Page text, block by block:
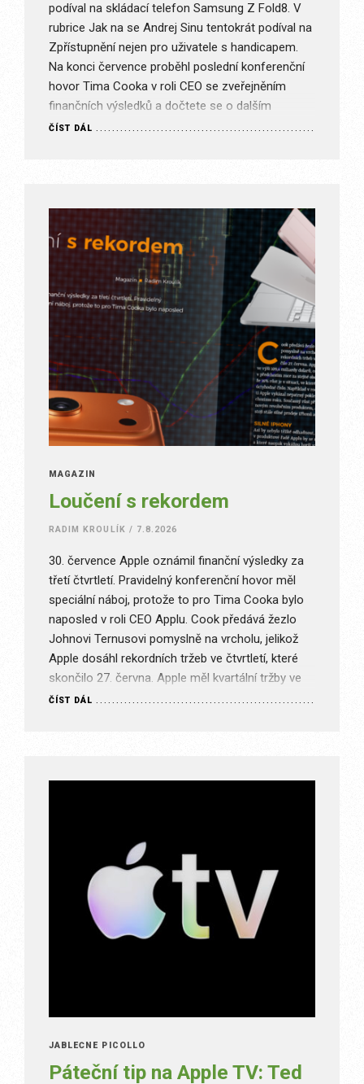
podíval na skládací telefon Samsung Z Fold8. V
rubrice Jak na se Andrej Sinu tentokrát podíval na
Zpřístupnění nejen pro uživatele s handicapem.
Na konci července proběhl poslední konferenční
hovor Tima Cooka v roli CEO se zveřejněním
finančních výsledků a dočtete se o dalším
rekordním kvartále….
ČÍST DÁL
MAGAZÍN
Loučení s rekordem
RADIM KROULÍK / 7.8.2026
30. července Apple oznámil finanční výsledky za
třetí čtvrtletí. Pravidelný konferenční hovor měl
speciální náboj, protože to pro Tima Cooka bylo
naposled v roli CEO Applu. Cook předává žezlo
Johnovi Ternusovi pomyslně na vrcholu, jelikož
Apple dosáhl rekordních tržeb ve čtvrtletí, které
skončilo 27. června. Apple měl kvartální tržby ve
výši 109,4 miliardy dolarů, což…
ČÍST DÁL
JABLEČNÉ PICOLLO
Páteční tip na Apple TV: Ted